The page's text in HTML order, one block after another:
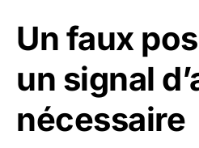
Un faux
un signal
nécessaire